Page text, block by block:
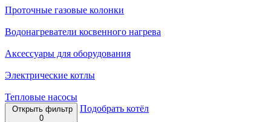
Проточные газовые колонки
Водонагреватели косвенного нагрева
Аксессуары для оборудования
Электрические котлы
Тепловые насосы
Открыть фильтр
0
Подобрать котёл